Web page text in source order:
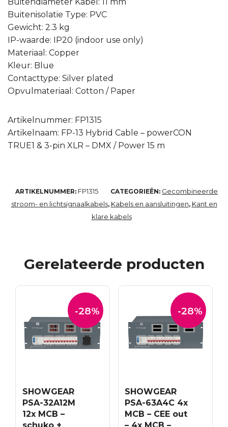
Buitenisolatie Type: PVC
Gewicht: 2.3 kg
IP-waarde: IP20 (indoor use only)
Materiaal: Copper
Kleur: Blue
Contacttype: Silver plated
Opvulmateriaal: Cotton / Paper
Artikelnummer: FP1315
Artikelnaam: FP-13 Hybrid Cable – powerCON
TRUE1 & 3-pin XLR – DMX / Power 15 m
ARTIKELNUMMER: FP1315 CATEGORIEËN: Gecombineerde
stroom- en lichtsignaalkabels, Kabels en aansluitingen, Kant en
klare kabels
Gerelateerde producten
-28%
SHOWGEAR
PSA-32A12M
12x MCB –
-28%
SHOWGEAR
PSA-63A4C 4x
MCB – CEE out